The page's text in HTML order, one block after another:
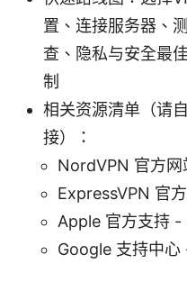
置、连接服务器、
查、隐私与安全最
制
相关资源清单（请
接）：
NordVPN 官方
ExpressVPN 官
Apple 官方支持
Google 支持中